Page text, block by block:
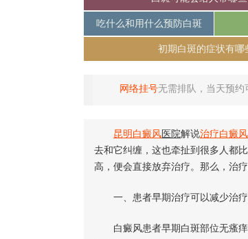
吃什么和用什么预防白斑
初期白斑的症状有哪
网络挂号无需排队，当天预
昆明 白癜风 医院解说治疗白癜风
去和它纠缠，这也牵扯到很多人都
高，便会直接放弃治疗。那么，治
一、患者早期治疗可以减少治疗
白癜风患者早期白斑部位无瘙痒